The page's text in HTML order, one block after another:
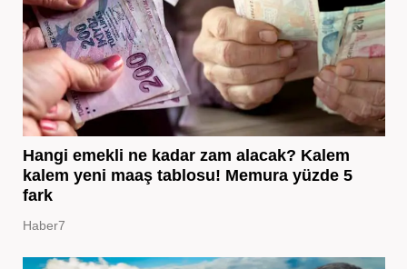
Hangi emekli ne kadar zam alacak? Kalem
kalem yeni maaş tablosu! Memura yüzde 5
fark
Haber7